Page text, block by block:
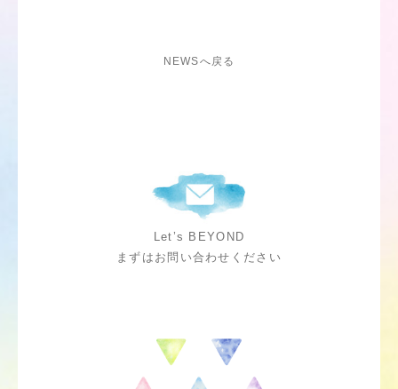
NEWSへ戻る
Let’s BEYOND
まずはお問い合わせください